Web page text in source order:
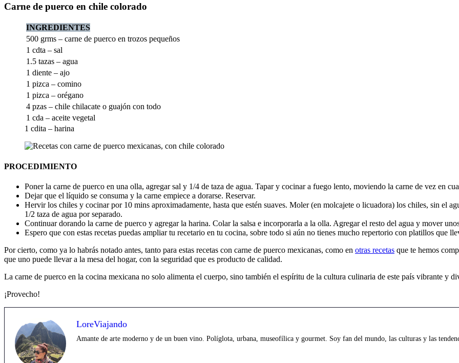
Carne de puerco en chile colorado
INGREDIENTES
500 grms – carne de puerco en trozos pequeños
1 cdta – sal
1.5 tazas – agua
1 diente – ajo
1 pizca – comino
1 pizca – orégano
4 pzas – chile chilacate o guajón con todo
1 cda – aceite vegetal
1 cdita – harina
PROCEDIMIENTO
Poner la carne de puerco en una olla, agregar sal y 1/4 de taza de agua. Tapar y cocinar a fuego lento, moviendo la carne de vez en
Dejar que el líquido se consuma y la carne empiece a dorarse. Reservar.
Hervir los chiles y cocinar por 10 mins aproximadamente, hasta que estén suaves. Moler (en molcajete o licuadora) los chiles, sin el
1/2 taza de agua por separado.
Continuar dorando la carne de puerco y agregar la harina. Colar la salsa e incorporarla a la olla. Agregar el resto del agua y mover
Espero que con estas recetas puedas ampliar tu recetario en tu cocina, sobre todo si aún no tienes mucho repertorio con platillos que
Por cierto, como ya lo habrás notado antes, tanto para estas recetas con carne de puerco mexicanas, como en otras recetas que te hemos
que uno puede llevar a la mesa del hogar, con la seguridad que es producto de calidad.
La carne de puerco en la cocina mexicana no solo alimenta el cuerpo, sino también el espíritu de la cultura culinaria de este país vibrante y
¡Provecho!
LoreViajando
Amante de arte moderno y de un buen vino. Políglota, urbana, museofílica y gourmet. Soy fan del mundo, las culturas y las